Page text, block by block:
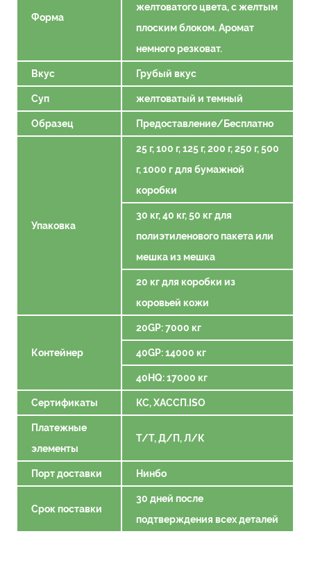
Форма
желтоватого цвета, с желтым
плоским блоком. Аромат
немного резковат.
Вкус Грубый вкус
Суп желтоватый и темный
Образец Предоставление/Бесплатно
Упаковка
25 г, 100 г, 125 г, 200 г, 250 г, 500
г, 1000 г для бумажной
коробки
30 кг, 40 кг, 50 кг для
полиэтиленового пакета или
мешка из мешка
20 кг для коробки из
коровьей кожи
Контейнер
20GP: 7000 кг
40GP: 14000 кг
40HQ: 17000 кг
Сертификаты КС, ХАССП.ISO
Платежные
элементы
Т/Т, Д/П, Л/К
Порт доставки Нинбо
Срок поставки
30 дней после
подтверждения всех деталей